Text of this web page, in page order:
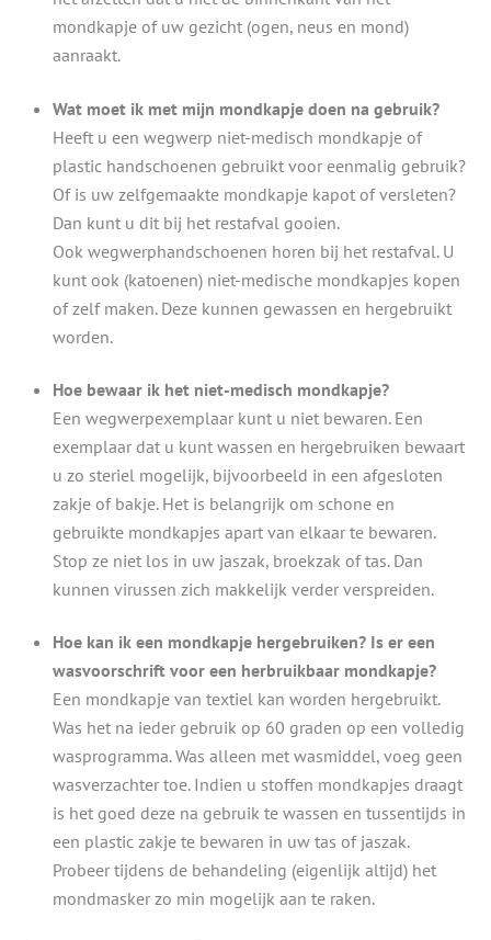
mondkapje of uw gezicht (ogen, neus en mond)
aanraakt.
Wat moet ik met mijn mondkapje doen na gebruik?
Heeft u een wegwerp niet-medisch mondkapje of
plastic handschoenen gebruikt voor eenmalig gebruik?
Of is uw zelfgemaakte mondkapje kapot of versleten?
Dan kunt u dit bij het restafval gooien.
Ook wegwerphandschoenen horen bij het restafval. U
kunt ook (katoenen) niet-medische mondkapjes kopen
of zelf maken. Deze kunnen gewassen en hergebruikt
worden.
Hoe bewaar ik het niet-medisch mondkapje?
Een wegwerpexemplaar kunt u niet bewaren. Een
exemplaar dat u kunt wassen en hergebruiken bewaart
u zo steriel mogelijk, bijvoorbeeld in een afgesloten
zakje of bakje. Het is belangrijk om schone en
gebruikte mondkapjes apart van elkaar te bewaren.
Stop ze niet los in uw jaszak, broekzak of tas. Dan
kunnen virussen zich makkelijk verder verspreiden.
Hoe kan ik een mondkapje hergebruiken? Is er een
wasvoorschrift voor een herbruikbaar mondkapje?
Een mondkapje van textiel kan worden hergebruikt.
Was het na ieder gebruik op 60 graden op een volledig
wasprogramma. Was alleen met wasmiddel, voeg geen
wasverzachter toe. Indien u stoffen mondkapjes draagt
is het goed deze na gebruik te wassen en tussentijds in
een plastic zakje te bewaren in uw tas of jaszak.
Probeer tijdens de behandeling (eigenlijk altijd) het
mondmasker zo min mogelijk aan te raken.